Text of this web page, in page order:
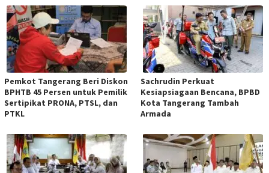
Pemkot Tangerang Beri Diskon
BPHTB 45 Persen untuk Pemilik
Sertipikat PRONA, PTSL, dan
PTKL
Sachrudin Perkuat
Kesiapsiagaan Bencana, BPBD
Kota Tangerang Tambah
Armada